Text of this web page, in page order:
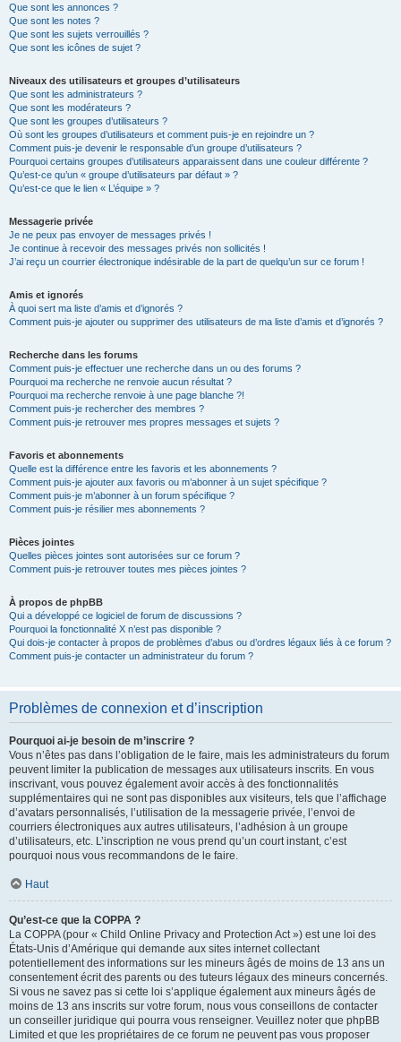
Que sont les annonces ?
Que sont les notes ?
Que sont les sujets verrouillés ?
Que sont les icônes de sujet ?
Niveaux des utilisateurs et groupes d’utilisateurs
Que sont les administrateurs ?
Que sont les modérateurs ?
Que sont les groupes d’utilisateurs ?
Où sont les groupes d’utilisateurs et comment puis-je en rejoindre un ?
Comment puis-je devenir le responsable d’un groupe d’utilisateurs ?
Pourquoi certains groupes d’utilisateurs apparaissent dans une couleur différente ?
Qu’est-ce qu’un « groupe d’utilisateurs par défaut » ?
Qu’est-ce que le lien « L’équipe » ?
Messagerie privée
Je ne peux pas envoyer de messages privés !
Je continue à recevoir des messages privés non sollicités !
J’ai reçu un courrier électronique indésirable de la part de quelqu’un sur ce forum !
Amis et ignorés
À quoi sert ma liste d’amis et d’ignorés ?
Comment puis-je ajouter ou supprimer des utilisateurs de ma liste d’amis et d’ignorés ?
Recherche dans les forums
Comment puis-je effectuer une recherche dans un ou des forums ?
Pourquoi ma recherche ne renvoie aucun résultat ?
Pourquoi ma recherche renvoie à une page blanche ?!
Comment puis-je rechercher des membres ?
Comment puis-je retrouver mes propres messages et sujets ?
Favoris et abonnements
Quelle est la différence entre les favoris et les abonnements ?
Comment puis-je ajouter aux favoris ou m’abonner à un sujet spécifique ?
Comment puis-je m’abonner à un forum spécifique ?
Comment puis-je résilier mes abonnements ?
Pièces jointes
Quelles pièces jointes sont autorisées sur ce forum ?
Comment puis-je retrouver toutes mes pièces jointes ?
À propos de phpBB
Qui a développé ce logiciel de forum de discussions ?
Pourquoi la fonctionnalité X n’est pas disponible ?
Qui dois-je contacter à propos de problèmes d’abus ou d’ordres légaux liés à ce forum ?
Comment puis-je contacter un administrateur du forum ?
Problèmes de connexion et d’inscription
Pourquoi ai-je besoin de m’inscrire ?
Vous n’êtes pas dans l’obligation de le faire, mais les administrateurs du forum
peuvent limiter la publication de messages aux utilisateurs inscrits. En vous
inscrivant, vous pouvez également avoir accès à des fonctionnalités
supplémentaires qui ne sont pas disponibles aux visiteurs, tels que l’affichage
d’avatars personnalisés, l’utilisation de la messagerie privée, l’envoi de
courriers électroniques aux autres utilisateurs, l’adhésion à un groupe
d’utilisateurs, etc. L’inscription ne vous prend qu’un court instant, c’est
pourquoi nous vous recommandons de le faire.
Haut
Qu’est-ce que la COPPA ?
La COPPA (pour « Child Online Privacy and Protection Act ») est une loi des
États-Unis d’Amérique qui demande aux sites internet collectant
potentiellement des informations sur les mineurs âgés de moins de 13 ans un
consentement écrit des parents ou des tuteurs légaux des mineurs concernés.
Si vous ne savez pas si cette loi s’applique également aux mineurs âgés de
moins de 13 ans inscrits sur votre forum, nous vous conseillons de contacter
un conseiller juridique qui pourra vous renseigner. Veuillez noter que phpBB
Limited et que les propriétaires de ce forum ne peuvent pas vous proposer